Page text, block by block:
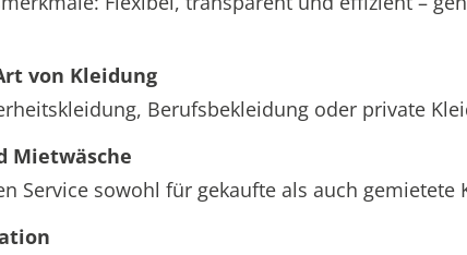
von Kleidung
Berufsbekleidung oder private
Mietwäsche
Service sowohl für gekaufte als auch gemietete